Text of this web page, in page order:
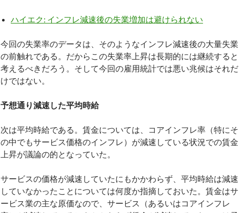
ハイエク: インフレ減速後の失業増加は避けられない
今回の失業率のデータは、そのようなインフレ減速後の大量失業
の前触れである。だからこの失業率上昇は長期的には継続すると
考えるべきだろう。そして今回の雇用統計では悪い兆候はそれだ
けではない。
予想通り減速した平均時給
次は平均時給である。賃金については、コアインフレ率（特にそ
の中でもサービス価格のインフレ）が減速している状況での賃金
上昇が議論の的となっていた。
サービスの価格が減速していたにもかかわらず、平均時給は減速
していなかったことについては何度か指摘しておいた。賃金はサ
ービス業の主な原価なので、サービス（あるいはコアインフレ